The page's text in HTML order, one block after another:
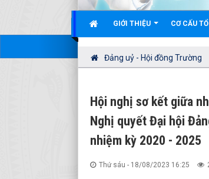
GIỚI THIỆU CƠ CẤU
Đảng uỷ - Hội đồng Trường
Hội nghị sơ kết giữa
Nghị quyết Đại hội
nhiệm kỳ 2020 - 2025
Thứ sáu - 18/08/2023 16:25